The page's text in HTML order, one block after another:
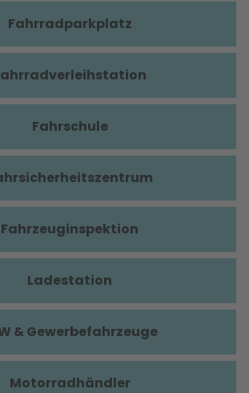
Fahrradparkplatz
Fahrschule
Fahrzeuginspektion
Ladestation
& Gewerbefahrzeuge
Motorradhändler